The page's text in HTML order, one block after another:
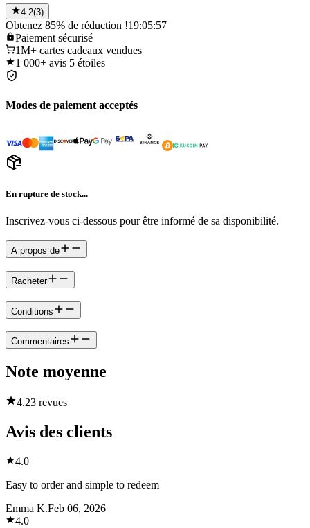
4.2(3)
Obtenez 85% de réduction !19:05:57
Paiement sécurisé
1M+ cartes cadeaux vendues
1 000+ avis 5 étoiles
Modes de paiement acceptés
En rupture de stock...
Inscrivez-vous ci-dessous pour être informé de sa disponibilité.
A propos de
Racheter
Conditions
Commentaires
Note moyenne
4.23 revues
Avis des clients
4.0
Easy to order and simple to redeem
Emma K.Feb 06, 2026
4.0